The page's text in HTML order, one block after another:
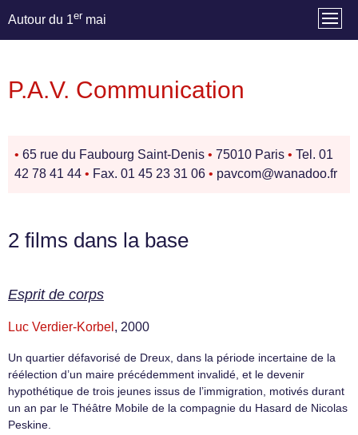
Autour du 1er mai
P.A.V. Communication
• 65 rue du Faubourg Saint-Denis • 75010 Paris • Tel. 01
42 78 41 44 • Fax. 01 45 23 31 06 • pavcom@wanadoo.fr
2 films dans la base
Esprit de corps
Luc Verdier-Korbel , 2000
Un quartier défavorisé de Dreux, dans la période incertaine de la
réélection d’un maire précédemment invalidé, et le devenir
hypothétique de trois jeunes issus de l’immigration, motivés durant
un an par le Théâtre Mobile de la compagnie du Hasard de Nicolas
Peskine.